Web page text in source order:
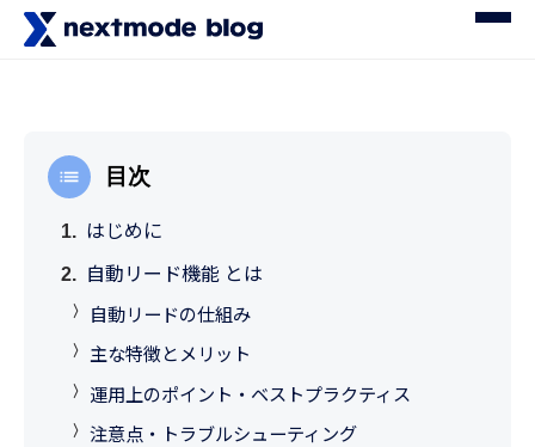
目次
はじめに
自動リード機能 とは
自動リードの仕組み
主な特徴とメリット
運用上のポイント・ベストプラクティス
注意点・トラブルシューティング